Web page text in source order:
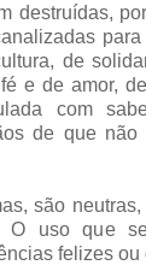
destruídas,
de
e de amor,
com
de que não
são
O uso que
felizes ou